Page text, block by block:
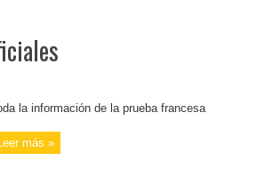
la información de la prueba francesa
más »